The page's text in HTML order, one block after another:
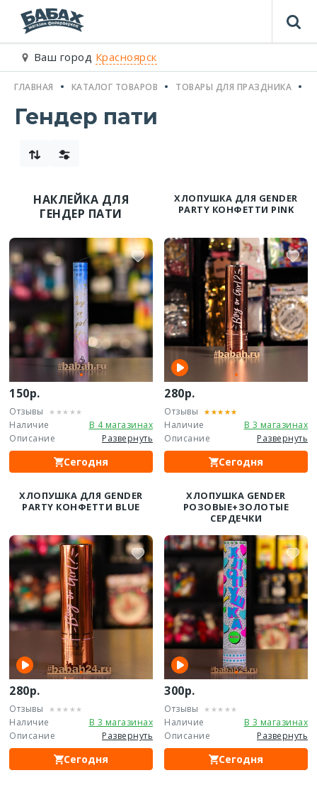
Ваш город Красноярск
ГЛАВНАЯ КАТАЛОГ ТОВАРОВ ТОВАРЫ ДЛЯ ПРАЗДНИКА
Гендер пати
НАКЛЕЙКА ДЛЯ
ГЕНДЕР ПАТИ
150р.
Отзывы
Наличие
В 4 магазинах
Описание
Развернуть
Сегодня
ХЛОПУШКА ДЛЯ GENDER
PARTY КОНФЕТТИ PINK
280р.
Отзывы
Наличие
В 3 магазинах
Описание
Развернуть
Сегодня
ХЛОПУШКА ДЛЯ GENDER
PARTY КОНФЕТТИ BLUE
280р.
Отзывы
Наличие
В 3 магазинах
Описание
Развернуть
Сегодня
ХЛОПУШКА GENDER
РОЗОВЫЕ+ЗОЛОТЫЕ
СЕРДЕЧКИ
300р.
Отзывы
Наличие
В 3 магазинах
Описание
Развернуть
Сегодня